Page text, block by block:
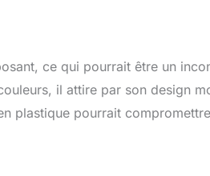
ce qui pourrait être un
il attire par son design
plastique pourrait